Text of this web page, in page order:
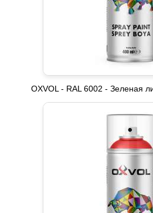
OXVOL - RAL 6002 - Зеленая